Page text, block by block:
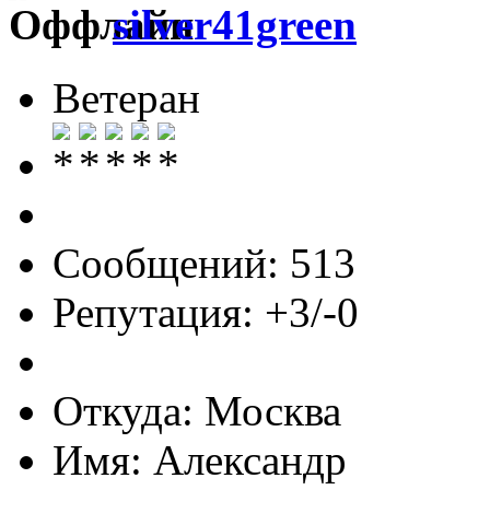
silver41green
Ветеран
Сообщений: 513
Репутация: +3/-0
Откуда: Москва
Имя: Александр